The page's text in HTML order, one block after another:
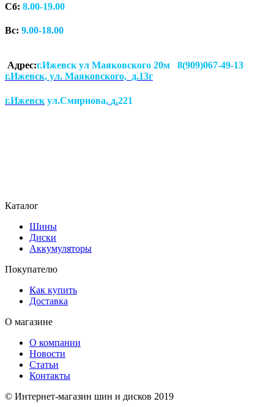
Сб: 8.00-19.00
Вс: 9.00-18.00
Адрес:г.Ижевск ул Маяковского 20м 8(909)067-49-13
г.Ижевск, ул. Маяковского, д.13г
г.Ижевск ул.Смирнова, д.221
Каталог
Шины
Диски
Аккумуляторы
Покупателю
Как купить
Доставка
О магазине
О компании
Новости
Статьи
Контакты
© Интернет-магазин шин и дисков 2019